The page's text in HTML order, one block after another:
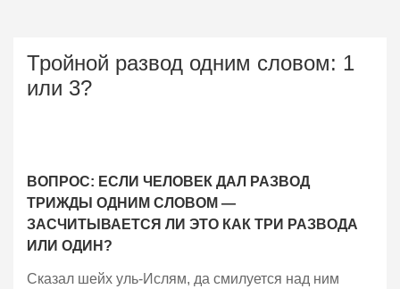
Тройной развод одним словом: 1
или 3?
ВОПРОС: ЕСЛИ ЧЕЛОВЕК ДАЛ РАЗВОД
ТРИЖДЫ ОДНИМ СЛОВОМ —
ЗАСЧИТЫВАЕТСЯ ЛИ ЭТО КАК ТРИ РАЗВОДА
ИЛИ ОДИН?
Сказал шейх уль-Ислям, да смилуется над ним